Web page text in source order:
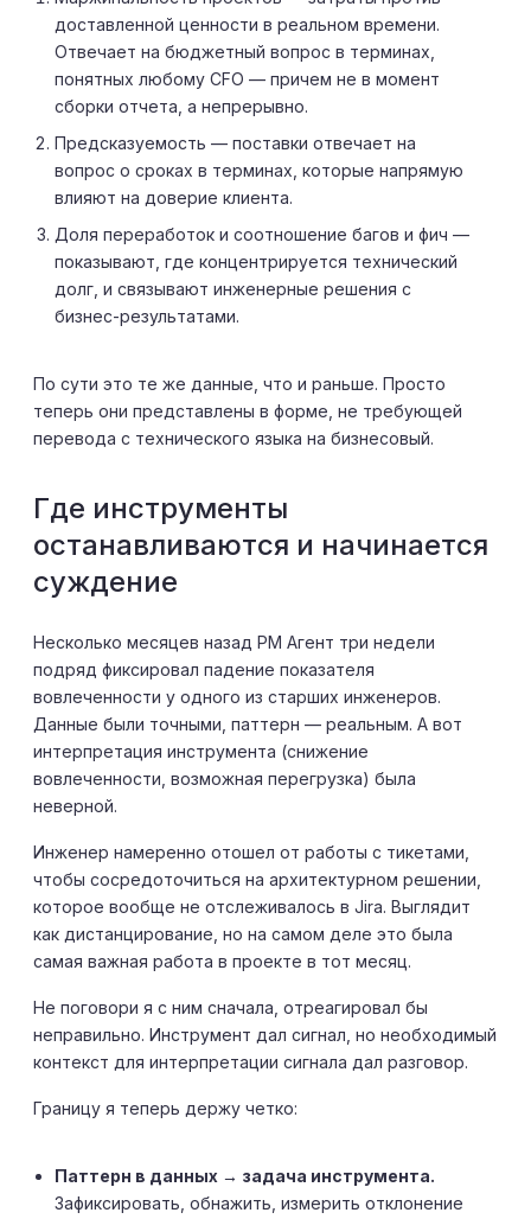
доставленной ценности в реальном времени.
Отвечает на бюджетный вопрос в терминах,
понятных любому CFO — причем не в момент
сборки отчета, а непрерывно.
Предсказуемость — поставки отвечает на
вопрос о сроках в терминах, которые напрямую
влияют на доверие клиента.
Доля переработок и соотношение багов и фич —
показывают, где концентрируется технический
долг, и связывают инженерные решения с
бизнес-результатами.
По сути это те же данные, что и раньше. Просто
теперь они представлены в форме, не требующей
перевода с технического языка на бизнесовый.
Где инструменты
останавливаются и начинается
суждение
Несколько месяцев назад PM Агент три недели
подряд фиксировал падение показателя
вовлеченности у одного из старших инженеров.
Данные были точными, паттерн — реальным. А вот
интерпретация инструмента (снижение
вовлеченности, возможная перегрузка) была
неверной.
Инженер намеренно отошел от работы с тикетами,
чтобы сосредоточиться на архитектурном решении,
которое вообще не отслеживалось в Jira. Выглядит
как дистанцирование, но на самом деле это была
самая важная работа в проекте в тот месяц.
Не поговори я с ним сначала, отреагировал бы
неправильно. Инструмент дал сигнал, но необходимый
контекст для интерпретации сигнала дал разговор.
Границу я теперь держу четко:
Паттерн в данных → задача инструмента.
Зафиксировать, обнажить, измерить отклонение